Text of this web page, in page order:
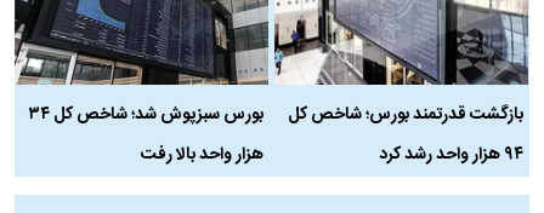
بازگشت قدرتمند بورس؛ شاخص کل
۹۴ هزار واحد رشد کرد
بورس سبزپوش شد؛ شاخص کل ۳۴
هزار واحد بالا رفت